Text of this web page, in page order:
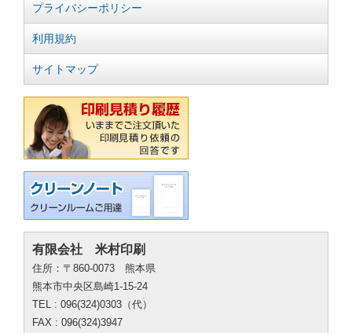
プライバシーポリシー
利用規約
サイトマップ
有限会社 米村印刷
住所：〒860-0073 熊本県
熊本市中央区島崎1-15-24
TEL : 096(324)0303（代）
FAX : 096(324)3947